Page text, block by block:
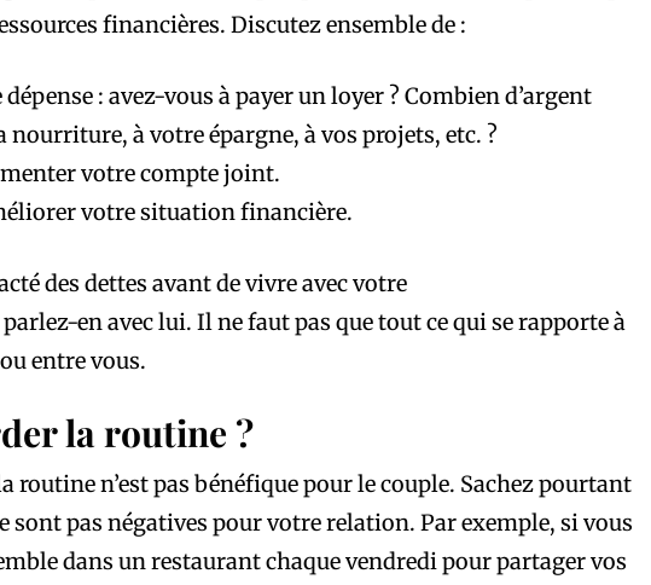
financières. Discutez ensemble de :
dépense : avez-vous à payer un loyer ? Combien d’argent
nourriture, à votre épargne, à vos projets, etc. ?
votre compte joint.
votre situation financière.
des dettes avant de vivre avec votre
en avec lui. Il ne faut pas que tout ce qui se rapporte à
entre vous.
la routine ?
routine n’est pas bénéfique pour le couple. Sachez pourtant
sont pas négatives pour votre relation. Par exemple, si vous
dans un restaurant chaque vendredi pour partager vos